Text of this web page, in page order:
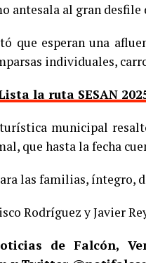
antesala al gran desfile
que esperan una
individuales,
la ruta SESAN
municipal
que hasta la fecha
las familias, íntegro,
Rodríguez y Javier
de Falcón,